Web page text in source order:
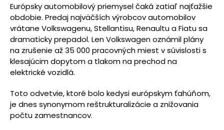
Európsky automobilový priemysel čaká zatiaľ najťažšie
obdobie. Predaj najväčších výrobcov automobilov
vrátane Volkswagenu, Stellantisu, Renaultu a Fiatu sa
dramaticky prepadol. Len Volkswagen oznámil plány
na zrušenie až 35 000 pracovných miest v súvislosti s
klesajúcim dopytom a tlakom na prechod na
elektrické vozidlá.
Toto odvetvie, ktoré bolo kedysi európskym ťahúňom,
je dnes synonymom reštrukturalizácie a znižovania
počtu zamestnancov.